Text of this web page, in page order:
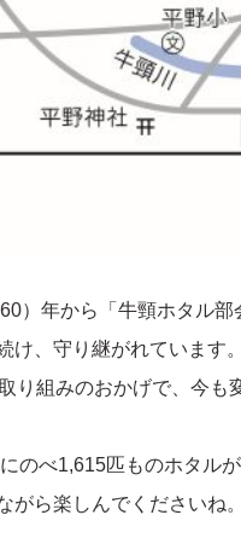
）年から「牛頸ホタル
け、守り継がれています
り組みのおかげで、今
のべ1,615匹ものホタル
がら楽しんでくださいね